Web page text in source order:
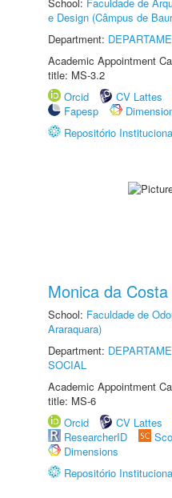
e Design (Câmpus de
Department:
Academic Appointment
title: MS-3.2
Orcid
CV Lattes
Fapesp
Repositório
Monica da
School: Faculdade de
Araraquara)
Department:
SOCIAL
Academic Appointment
title: MS-6
Orcid
CV Lattes
ResearcherID
Dimensions
Repositório